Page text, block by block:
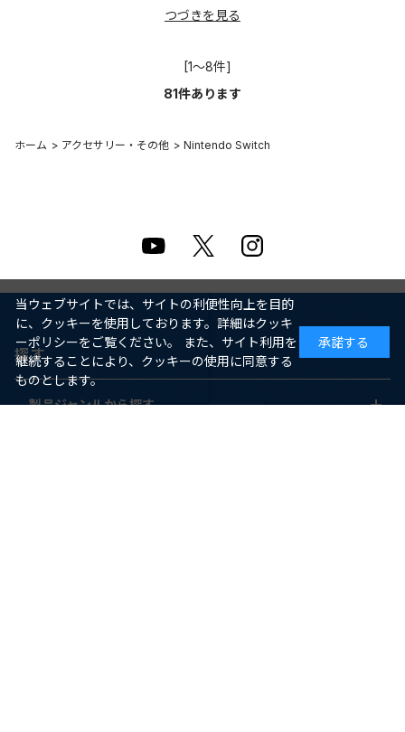
つづきを見る
[1～8件]
81件あります
ホーム > アクセサリー・その他 > Nintendo Switch
探す
製品ジャンルから探す
当ウェブサイトでは、サイトの利便性向上を目的
に、クッキーを使用しております。詳細はクッキ
ーポリシーをご覧ください。 また、サイト利用を
継続することにより、クッキーの使用に同意する
ものとします。
承諾する